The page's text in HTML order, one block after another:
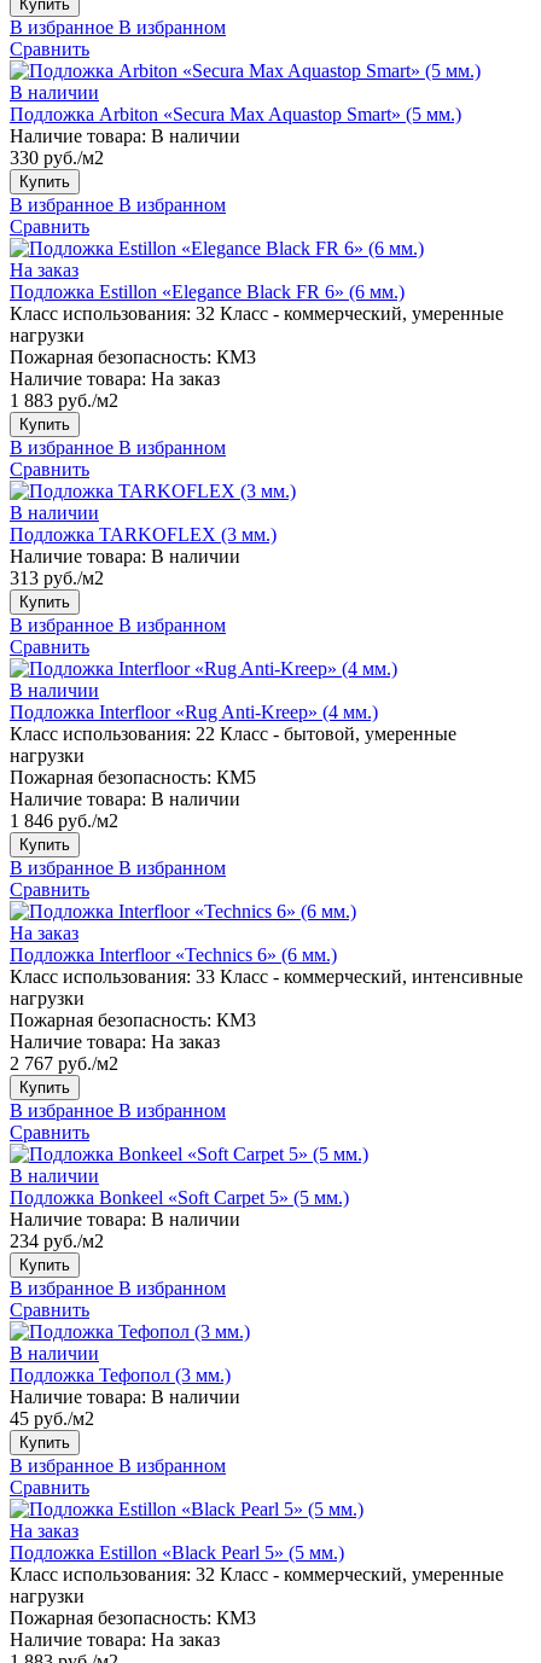
Купить
В избранное В избранном
Сравнить
В наличии
Подложка Arbiton «Secura Max Aquastop Smart» (5 мм.)
Наличие товара: В наличии
330 руб./м2
Купить
В избранное В избранном
Сравнить
На заказ
Подложка Estillon «Elegance Black FR 6» (6 мм.)
Класс использования: 32 Класс - коммерческий, умеренные
нагрузки
Пожарная безопасность: КМ3
Наличие товара: На заказ
1 883 руб./м2
Купить
В избранное В избранном
Сравнить
В наличии
Подложка TARKOFLEX (3 мм.)
Наличие товара: В наличии
313 руб./м2
Купить
В избранное В избранном
Сравнить
В наличии
Подложка Interfloor «Rug Anti-Kreep» (4 мм.)
Класс использования: 22 Класс - бытовой, умеренные
нагрузки
Пожарная безопасность: КМ5
Наличие товара: В наличии
1 846 руб./м2
Купить
В избранное В избранном
Сравнить
На заказ
Подложка Interfloor «Technics 6» (6 мм.)
Класс использования: 33 Класс - коммерческий, интенсивные
нагрузки
Пожарная безопасность: КМ3
Наличие товара: На заказ
2 767 руб./м2
Купить
В избранное В избранном
Сравнить
В наличии
Подложка Bonkeel «Soft Carpet 5» (5 мм.)
Наличие товара: В наличии
234 руб./м2
Купить
В избранное В избранном
Сравнить
В наличии
Подложка Тефопол (3 мм.)
Наличие товара: В наличии
45 руб./м2
Купить
В избранное В избранном
Сравнить
На заказ
Подложка Estillon «Black Pearl 5» (5 мм.)
Класс использования: 32 Класс - коммерческий, умеренные
нагрузки
Пожарная безопасность: КМ3
Наличие товара: На заказ